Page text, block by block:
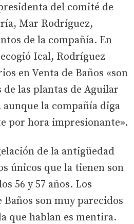
del comité de
Mar Rodríguez,
de la compañía. En
Ical, Rodríguez
en Venta de Baños «son
las plantas de Aguilar
aunque la compañía diga
por hora impresionante».
de la antigüedad
únicos que la tienen son
56 y 57 años. Los
Baños son muy parecidos
que hablan es mentira.